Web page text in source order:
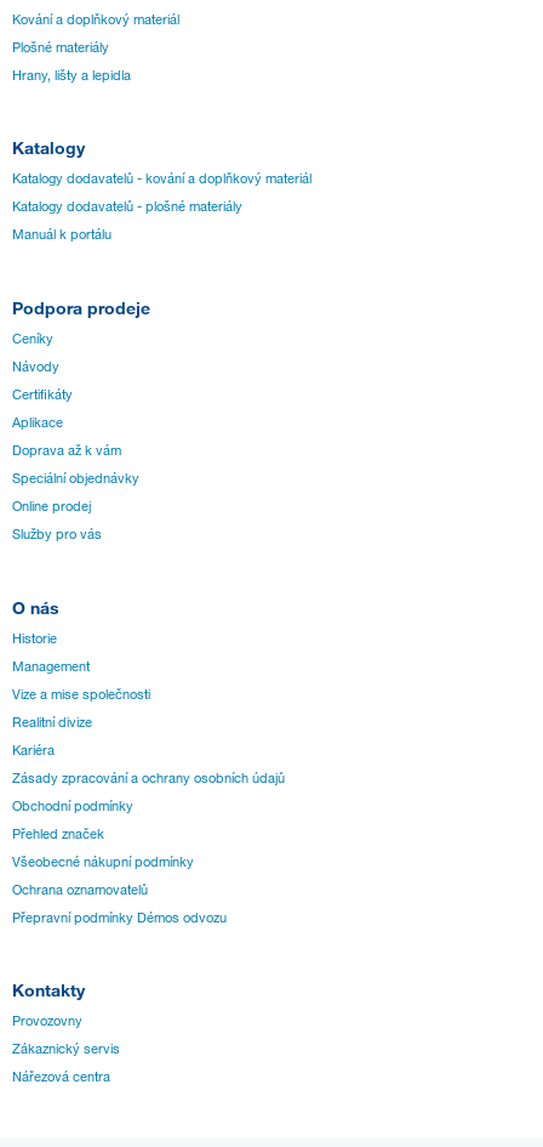
Kování a doplňkový materiál
Plošné materiály
Hrany, lišty a lepidla
Katalogy
Katalogy dodavatelů - kování a doplňkový materiál
Katalogy dodavatelů - plošné materiály
Manuál k portálu
Podpora prodeje
Ceníky
Návody
Certifikáty
Aplikace
Doprava až k vám
Speciální objednávky
Online prodej
Služby pro vás
O nás
Historie
Management
Vize a mise společnosti
Realitní divize
Kariéra
Zásady zpracování a ochrany osobních údajů
Obchodní podmínky
Přehled značek
Všeobecné nákupní podmínky
Ochrana oznamovatelů
Přepravní podmínky Démos odvozu
Kontakty
Provozovny
Zákaznický servis
Nářezová centra